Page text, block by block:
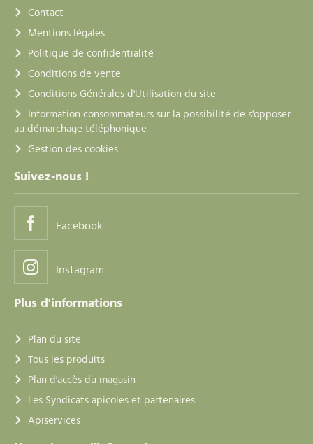
Contact
Mentions légales
Politique de confidentialité
Conditions de vente
Conditions Générales d'Utilisation du site
Information consommateurs sur la possibilité de s'opposer
au démarchage téléphonique
Gestion des cookies
Suivez-nous !
Facebook
Instagram
Plus d'informations
Plan du site
Tous les produits
Plan d'accès du magasin
Les Syndicats apicoles et partenaires
Apiservices